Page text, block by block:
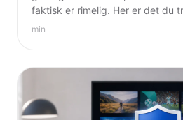
faktisk er rimelig. Her er det du
min